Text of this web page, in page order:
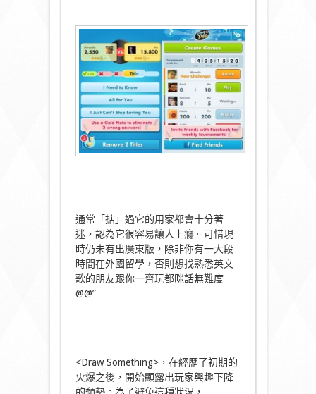
通常「掂」過它的用家都會十分著
迷，認為它很容易讓人上癮。可惜現
時仍未有出廣東版，除非你有一大段
時間在外國留學，否則想找熟悉英文
歌的朋友跟你一齊玩都咪話無難度
@@”
<Draw Something>，在經歷了初期的
火爆之後，開始顯露出玩家興趣下降